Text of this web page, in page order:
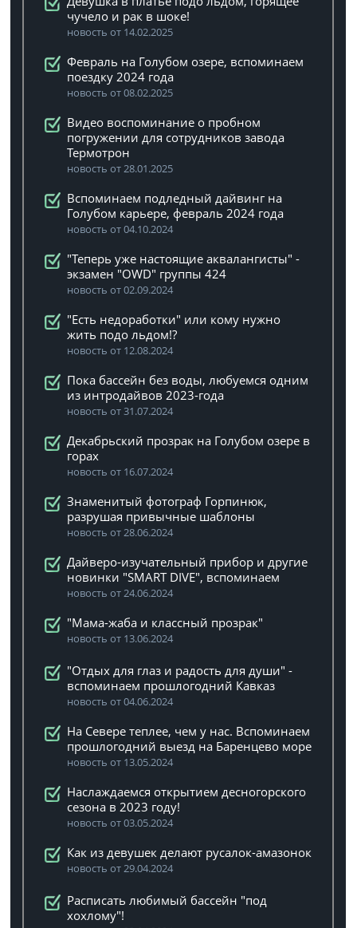
чучело и рак в шоке!
новость от 14.02.2025
Февраль на Голубом озере, вспоминаем
поездку 2024 года
новость от 08.02.2025
Видео воспоминание о пробном
погружении для сотрудников завода
Термотрон
новость от 28.01.2025
Вспоминаем подледный дайвинг на
Голубом карьере, февраль 2024 года
новость от 04.10.2024
"Теперь уже настоящие аквалангисты" -
экзамен "OWD" группы 424
новость от 02.09.2024
"Есть недоработки" или кому нужно
жить подо льдом!?
новость от 12.08.2024
Пока бассейн без воды, любуемся одним
из интродайвов 2023-года
новость от 31.07.2024
Декабрьский прозрак на Голубом озере в
горах
новость от 16.07.2024
Знаменитый фотограф Горпинюк,
разрушая привычные шаблоны
новость от 28.06.2024
Дайверо-изучательный прибор и другие
новинки "SMART DIVE", вспоминаем
новость от 24.06.2024
"Мама-жаба и классный прозрак"
новость от 13.06.2024
"Отдых для глаз и радость для души" -
вспоминаем прошлогодний Кавказ
новость от 04.06.2024
На Севере теплее, чем у нас. Вспоминаем
прошлогодний выезд на Баренцево море
новость от 13.05.2024
Наслаждаемся открытием десногорского
сезона в 2023 году!
новость от 03.05.2024
Как из девушек делают русалок-амазонок
новость от 29.04.2024
Расписать любимый бассейн "под
хохлому"!